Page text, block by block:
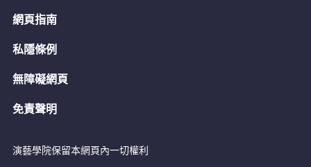
網頁指南
私隱條例
無障礙網頁
免責聲明
演藝學院保留本網頁內一切權利